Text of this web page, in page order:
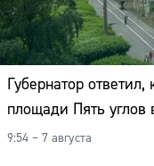
Губернатор ответил,
площади Пять углов
9:54 – 7 августа